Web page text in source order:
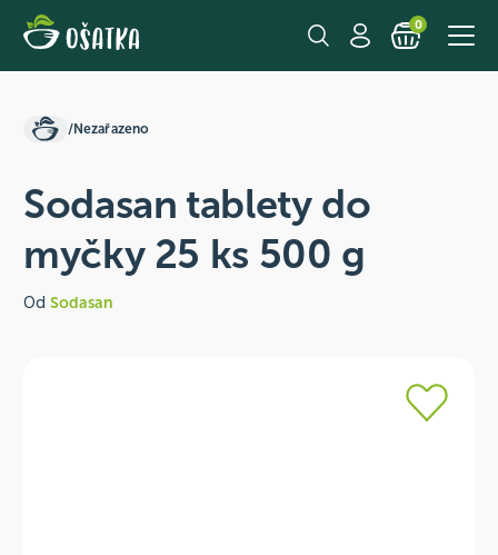
0
/Nezařazeno
Sodasan tablety do
myčky 25 ks 500 g
Od Sodasan